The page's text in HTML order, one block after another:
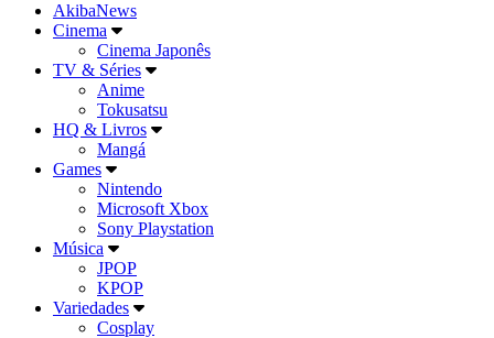
AkibaNews
Cinema
Cinema Japonês
TV & Séries
Anime
Tokusatsu
HQ & Livros
Mangá
Games
Nintendo
Microsoft Xbox
Sony Playstation
Música
JPOP
KPOP
Variedades
Cosplay